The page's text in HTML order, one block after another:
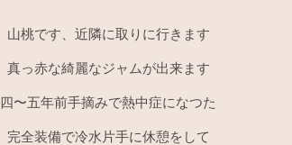
山桃です、近隣に取りに行きます
真っ赤な綺麗なジャムが出来ます
四〜五年前手摘みで熱中症になつた
完全装備で冷水片手に休憩をして